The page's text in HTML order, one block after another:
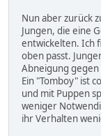
Nun aber zurück
Jungen, die eine
entwickelten. Ich
oben passt.
Abneigung
Ein "Tomboy" ist
und mit Puppen
weniger
ihr Verhalten